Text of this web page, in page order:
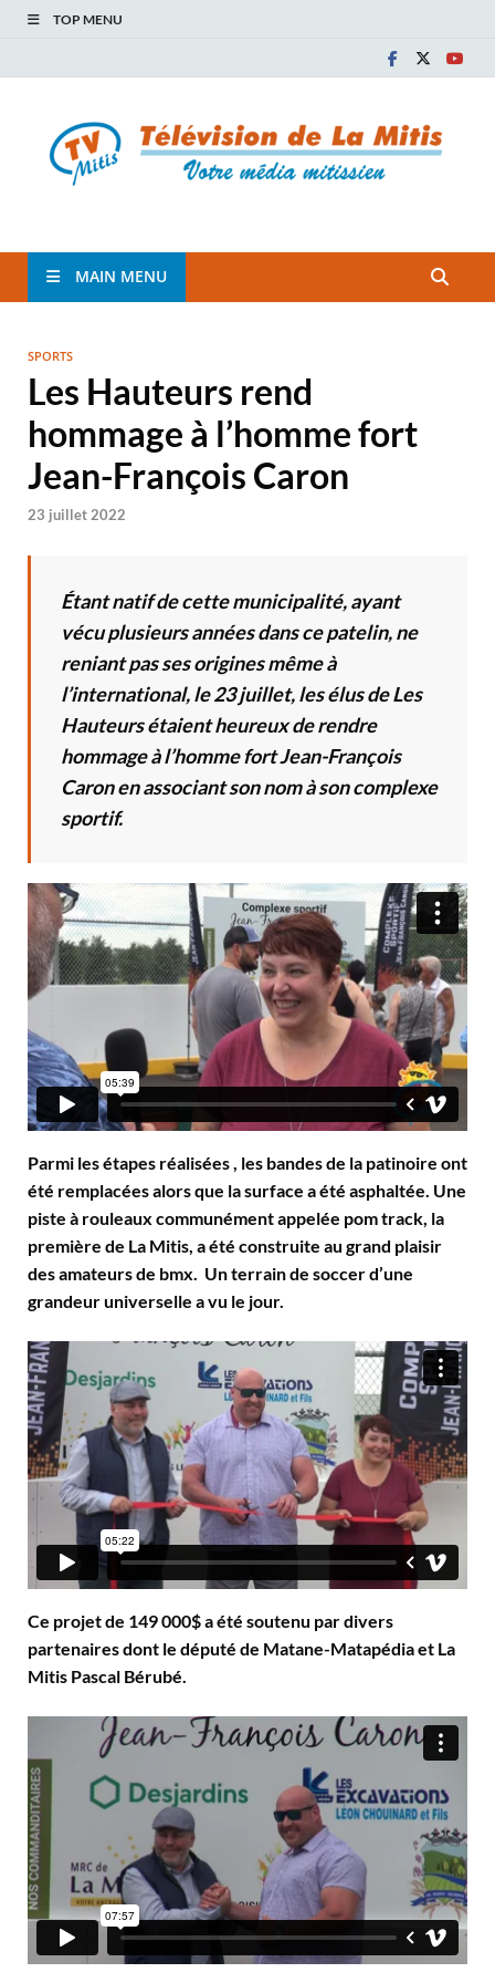
TOP MENU
TVM
MAIN MENU
SPORTS
Les Hauteurs rend
hommage à l’homme fort
Jean-François Caron
23 juillet 2022
Étant natif de cette municipalité, ayant
vécu plusieurs années dans ce patelin, ne
reniant pas ses origines même à
l’international, le 23 juillet, les élus de Les
Hauteurs étaient heureux de rendre
hommage à l’homme fort Jean-François
Caron en associant son nom à son complexe
sportif.
Parmi les étapes réalisées , les bandes de la patinoire ont
été remplacées alors que la surface a été asphaltée. Une
piste à rouleaux communément appelée pom track, la
première de La Mitis, a été construite au grand plaisir
des amateurs de bmx. Un terrain de soccer d’une
grandeur universelle a vu le jour.
Ce projet de 149 000$ a été soutenu par divers
partenaires dont le député de Matane-Matapédia et La
Mitis Pascal Bérubé.